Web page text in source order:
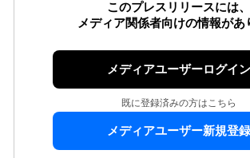
このプレスリリースには、
メディア関係者向けの情報があ
メディアユーザーログイン
既に登録済みの方はこちら
メディアユーザー新規登録